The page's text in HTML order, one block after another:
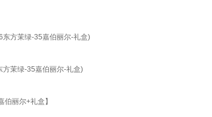
方茉绿-35嘉伯丽尔-礼盒)
茉绿-35嘉伯丽尔-礼盒)
丽尔+礼盒】